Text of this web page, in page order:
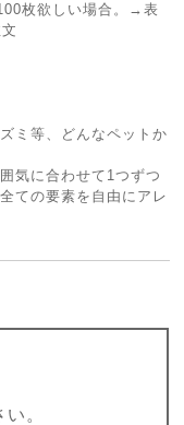
枚欲しい場合。→表
ミ等、どんなペットか
気に合わせて1つずつ
ての要素を自由にアレ
。